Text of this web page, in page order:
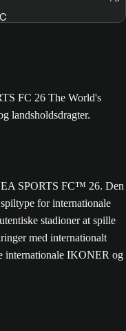
SPORTS FC™ 26. Den
for internationale
stadioner at spille
med internationalt
internationale IKONER og